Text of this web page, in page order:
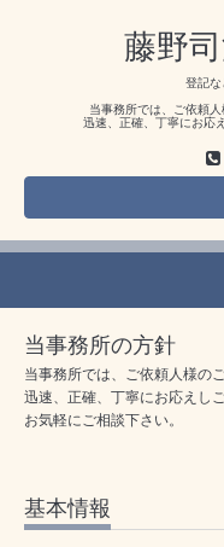
藤野
登記な
当事務所では、ご依頼
迅速、正確、丁寧にお応
当事務所の方針
当事務所では、ご依頼人様の
迅速、正確、丁寧にお応えし
お気軽にご相談下さい。
基本情報